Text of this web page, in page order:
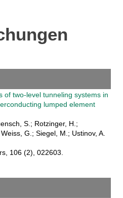
of two-level tunneling systems in
lumped element
S.; Rotzinger, H.;
G.; Siegel, M.; Ustinov, A.
106 (2), 022603.